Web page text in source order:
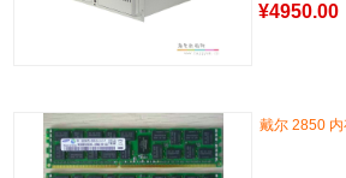
¥4950.00
戴尔 2850